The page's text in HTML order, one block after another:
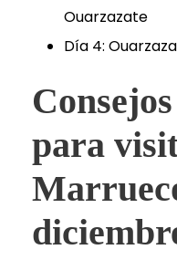
Ouarzazate
Día 4:
para